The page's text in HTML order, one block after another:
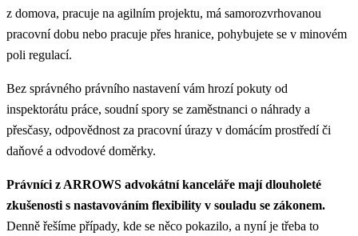
z domova, pracuje na agilním projektu, má samorozvrhovanou
pracovní dobu nebo pracuje přes hranice, pohybujete se v minovém
poli regulací.
Bez správného právního nastavení vám hrozí pokuty od
inspektorátu práce, soudní spory se zaměstnanci o náhrady a
přesčasy, odpovědnost za pracovní úrazy v domácím prostředí či
daňové a odvodové doměrky.
Právníci z ARROWS advokátní kanceláře mají dlouholeté
zkušenosti s nastavováním flexibility v souladu se zákonem.
Denně řešíme případy, kde se něco pokazilo, a nyní je třeba to